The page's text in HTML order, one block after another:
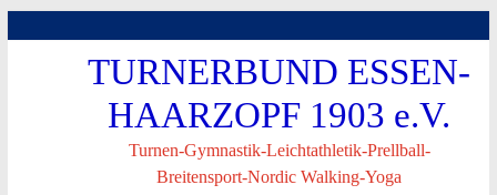
TURNERBUND ESSEN-
HAARZOPF 1903 e.V.
Turnen-Gymnastik-Leichtathletik-Prellball-
Breitensport-Nordic Walking-Yoga